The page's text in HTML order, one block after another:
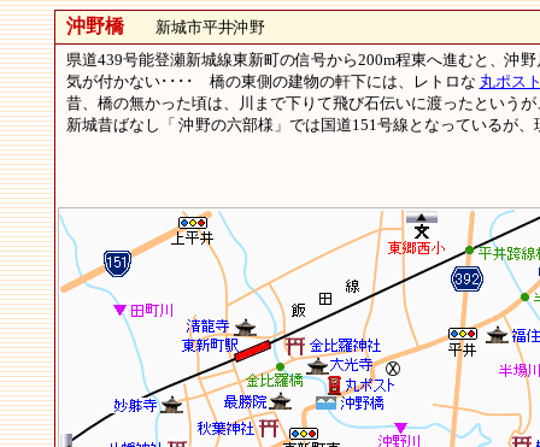
沖野橋新城市平井沖野
県道439号能登瀬新城線東新町の信号から200m程東へ進むと、沖
気が付かない････ 橋の東側の建物の軒下には、レトロな 丸ポス
昔、橋の無かった頃は、川まで下りて飛び石伝いに渡ったという
新城昔ばなし「 沖野の六部様」では国道151号線となっているが